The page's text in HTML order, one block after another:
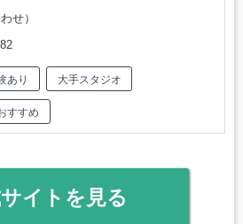
せ）
あり 大手スタジオ
すすめ
イトを見る